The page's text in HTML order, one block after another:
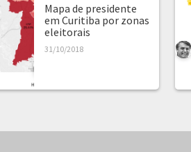
Mapa de presidente
em Curitiba por zonas
eleitorais
31/10/2018